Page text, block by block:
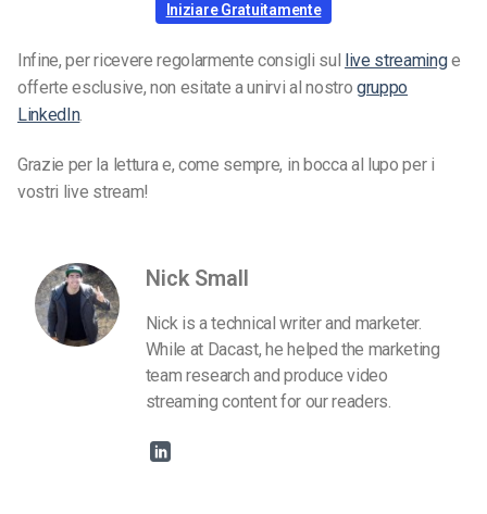
Iniziare Gratuitamente
Infine, per ricevere regolarmente consigli sul live streaminge
offerte esclusive, non esitate a unirvi al nostro gruppo
LinkedIn.
Grazie per la lettura e, come sempre, in bocca al lupo per i
vostri live stream!
Nick Small
Nick is a technical writer and marketer.
While at Dacast, he helped the marketing
team research and produce video
streaming content for our readers.